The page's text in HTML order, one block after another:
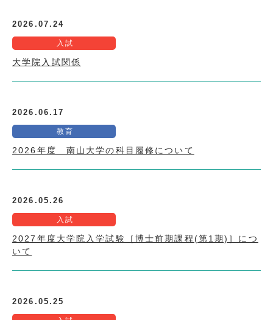
2026.07.24
入試
大学院入試関係
2026.06.17
教育
2026年度 南山大学の科目履修について
2026.05.26
入試
2027年度大学院入学試験［博士前期課程(第1期)］につ
いて
2026.05.25